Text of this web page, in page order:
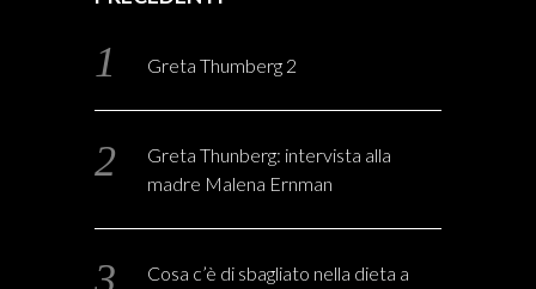
Greta Thumberg 2
Greta Thunberg: intervista alla
madre Malena Ernman
Cosa c’è di sbagliato nella dieta a